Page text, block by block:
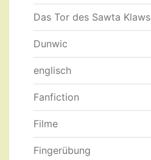
Das Tor des Sawta Klaws
Dunwic
englisch
Fanfiction
Filme
Fingerübung